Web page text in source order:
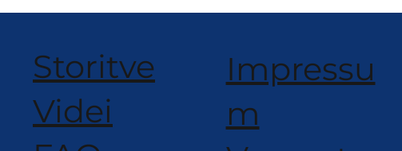
Storitve
Videi
Impressu
m